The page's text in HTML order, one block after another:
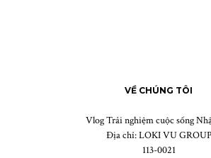
VỀ CHÚNG TÔI
Vlog Trải nghiệm cuộc sống
Địa chỉ: LOKI VU GROUP
113-0021